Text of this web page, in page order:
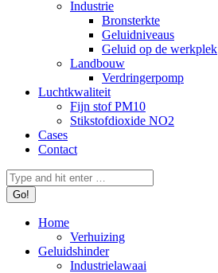
Industrie
Bronsterkte
Geluidniveaus
Geluid op de werkplek
Landbouw
Verdringerpomp
Luchtkwaliteit
Fijn stof PM10
Stikstofdioxide NO2
Cases
Contact
Search:
Home
Verhuizing
Geluidshinder
Industrielawaai